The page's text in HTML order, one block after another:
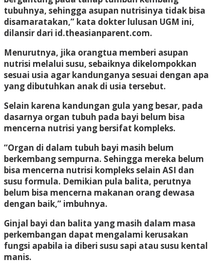
tubuhnya, sehingga asupan nutrisinya tidak bisa
disamaratakan,” kata dokter lulusan UGM ini,
dilansir dari id.theasianparent.com.
Menurutnya, jika orangtua memberi asupan
nutrisi melalui susu, sebaiknya dikelompokkan
sesuai usia agar kandunganya sesuai dengan apa
yang dibutuhkan anak di usia tersebut.
Selain karena kandungan gula yang besar, pada
dasarnya organ tubuh pada bayi belum bisa
mencerna nutrisi yang bersifat kompleks.
“Organ di dalam tubuh bayi masih belum
berkembang sempurna. Sehingga mereka belum
bisa mencerna nutrisi kompleks selain ASI dan
susu formula. Demikian pula balita, perutnya
belum bisa mencerna makanan orang dewasa
dengan baik,” imbuhnya.
Ginjal bayi dan balita yang masih dalam masa
perkembangan dapat mengalami kerusakan
fungsi apabila ia diberi susu sapi atau susu kental
manis.